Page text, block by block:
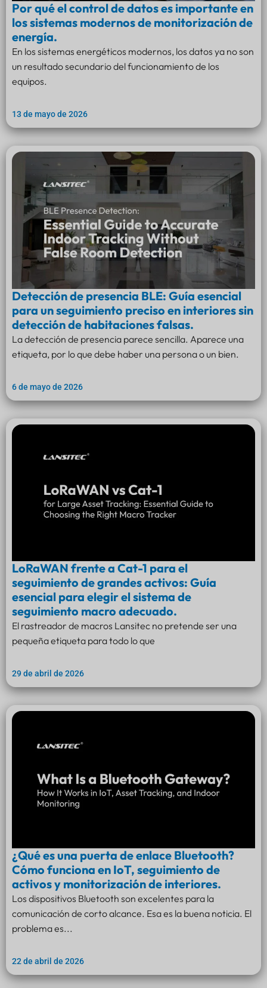
Por qué el control de datos es importante en
los sistemas modernos de monitorización de
energía.
En los sistemas energéticos modernos, los datos ya no son
un resultado secundario del funcionamiento de los
equipos.
13 de mayo de 2026
Detección de presencia BLE: Guía esencial
para un seguimiento preciso en interiores sin
detección de habitaciones falsas.
La detección de presencia parece sencilla. Aparece una
etiqueta, por lo que debe haber una persona o un bien.
6 de mayo de 2026
LoRaWAN frente a Cat-1 para el
seguimiento de grandes activos: Guía
esencial para elegir el sistema de
seguimiento macro adecuado.
El rastreador de macros Lansitec no pretende ser una
pequeña etiqueta para todo lo que
29 de abril de 2026
¿Qué es una puerta de enlace Bluetooth?
Cómo funciona en IoT, seguimiento de
activos y monitorización de interiores.
Los dispositivos Bluetooth son excelentes para la
comunicación de corto alcance. Esa es la buena noticia. El
problema es...
22 de abril de 2026